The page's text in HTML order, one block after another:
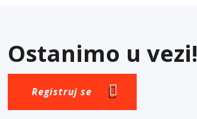
Ostanimo u vezi!
Registruj se